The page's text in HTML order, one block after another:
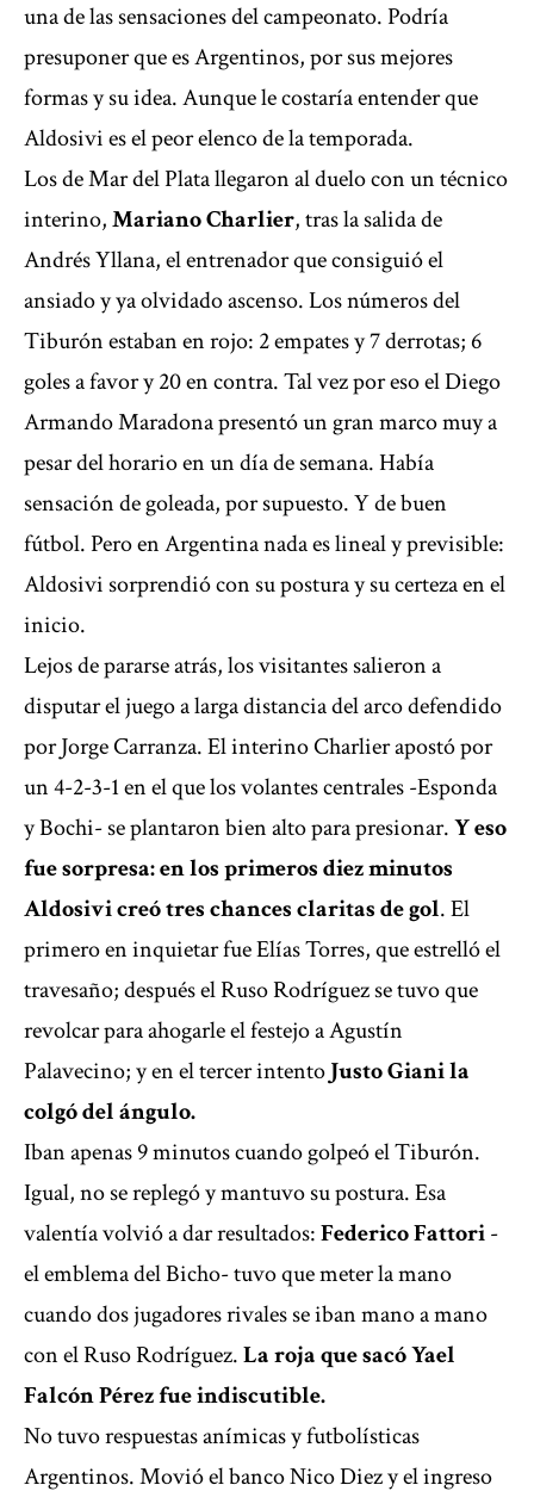
una de las sensaciones del campeonato. Podría
presuponer que es Argentinos, por sus mejores
formas y su idea. Aunque le costaría entender que
Aldosivi es el peor elenco de la temporada.
Los de Mar del Plata llegaron al duelo con un técnico
interino,Mariano Charlier, tras la salida de
Andrés Yllana, el entrenador que consiguió el
ansiado y ya olvidado ascenso. Los números del
Tiburón estaban en rojo: 2 empates y 7 derrotas; 6
goles a favor y 20 en contra. Tal vez por eso el Diego
Armando Maradona presentó un gran marco muy a
pesar del horario en un día de semana. Había
sensación de goleada, por supuesto. Y de buen
fútbol. Pero en Argentina nada es lineal y previsible:
Aldosivi sorprendió con su postura y su certeza en el
inicio.
Lejos de pararse atrás, los visitantes salieron a
disputar el juego a larga distancia del arco defendido
por Jorge Carranza. El interino Charlier apostó por
un 4-2-3-1 en el que los volantes centrales -Esponda
y Bochi- se plantaron bien alto para presionar.Y eso
fue sorpresa: en los primeros diez minutos
Aldosivi creó tres chances claritas de gol. El
primero en inquietar fue Elías Torres, que estrelló el
travesaño; después el Ruso Rodríguez se tuvo que
revolcar para ahogarle el festejo a Agustín
Palavecino; y en el tercer intentoJusto Giani la
colgó del ángulo.
Iban apenas 9 minutos cuando golpeó el Tiburón.
Igual, no se replegó y mantuvo su postura. Esa
valentía volvió a dar resultados:Federico Fattori-
el emblema del Bicho- tuvo que meter la mano
cuando dos jugadores rivales se iban mano a mano
con el Ruso Rodríguez.La roja que sacó Yael
Falcón Pérez fue indiscutible.
No tuvo respuestas anímicas y futbolísticas
Argentinos. Movió el banco Nico Diez y el ingreso